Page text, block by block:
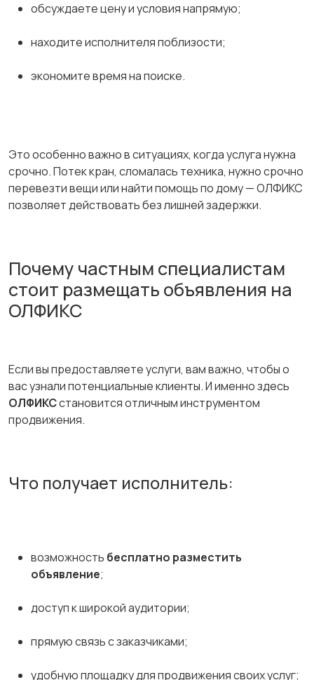
обсуждаете цену и условия напрямую;
находите исполнителя поблизости;
экономите время на поиске.
Это особенно важно в ситуациях, когда услуга нужна
срочно. Потек кран, сломалась техника, нужно срочно
перевезти вещи или найти помощь по дому — ОЛФИКС
позволяет действовать без лишней задержки.
Почему частным специалистам
стоит размещать объявления на
ОЛФИКС
Если вы предоставляете услуги, вам важно, чтобы о
вас узнали потенциальные клиенты. И именно здесь
ОЛФИКСстановится отличным инструментом
продвижения.
Что получает исполнитель:
возможность бесплатно разместить
объявление;
доступ к широкой аудитории;
прямую связь с заказчиками;
удобную площадку для продвижения своих услуг;